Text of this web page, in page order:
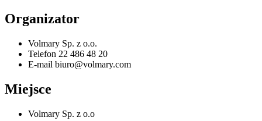
Organizator
Volmary Sp. z o.o.
Telefon 22 486 48 20
E-mail biuro@volmary.com
Miejsce
Volmary Sp. z o.o